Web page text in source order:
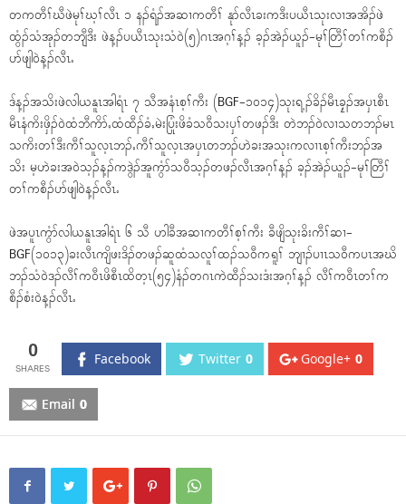
တကတီၢ်ဃီဖဲမုၢ်ဃ့ၢ်လီၤ ၁ နၣ်ရံၣ်အဆၢကတီၢ် နုာ်လီၤခးကဒီးပယီၤသုးလၢအအိၣ်ဖဲ
ထွံၣ်သံအုၣ်တဘျီဒီး ဖဲန့ၣ်ပယီၤသုးသံ၀ဲ(၅)ဂၤအဂ့ၢ်န့ၣ် ခ့ၣ်အဲၣ်ယူၣ်-မုၢ်တြီၢ်တၢ်ကစီၣ်
ပာ်ဖျါ၀ဲန့ၣ်လီၤႉ
ဒ်န့ၣ်အသိးဖဲလါယနူၤအါရံၤ ၇ သီအနံၤစ့ၢ်ကီး (BGF-၁၀၁၄)သုးရ့ၣ်ခိၣ်မီၤခၠ့ၣ်အၦၤစီၤ
မီၤနံကိးဖှိၣ်၀ဲထံဘီကိာ်ႇထံထီၣ်ခံႇမဲးပြံးဖိခံသ၀ီသးၦၢ်တဖၣ်ဒီး တဲဘၣ်၀ဲလၢသုတဘၣ်မၤ
သကိးတၢ်ဒီးကီၢ်သူလ့ၤဘၣ်ႇကီၢ်သူလ့ၤအၦၤတဘၣ်ဟဲခးအသုးကလၢၤစ့ၢ်ကီးဘၣ်အ
သိး မ့ဟဲခးအ၀ဲသ့ၣ်န့ၣ်ကဒွဲၣ်အူကွံာ်သ၀ီသ့ၣ်တဖၣ်လီၤအဂ့ၢ်န့ၣ် ခ့ၣ်အဲၣ်ယူၣ်-မုၢ်တြီၢ်
တၢ်ကစီၣ်ပာ်ဖျါ၀ဲန့ၣ်လီၤႉ
ဖဲအပူၤကွံာ်လါယနူၤအါရံၤ ၆ သီ ဟါခီအဆၢကတီၢ်စ့ၢ်ကီး ခီဖျိသုးခိးကီၢ်ဆၢ-
BGF(၁၀၁၃)ခးလီၤကျိဖးဒိၣ်တဖၣ်ဆူထံသလူၢ်ထၣ်သ၀ီကရူၢ် ဘျၢၣ်ပၢၤသ၀ီကပၤအဃိ
ဘၣ်သံ၀ဲဒၣ်လီၢ်က၀ီၤဖိစီၤထိတ့ၤ(၅၄)နံၣ်တဂၤကဲထီၣ်သးဒံးအဂ့ၢ်န့ၣ် လီၢ်က၀ီၤတၢ်က
စီၣ်စံး၀ဲန့ၣ်လီၤႉ
0 Facebook Twitter 0 Google+ 0
Email 0